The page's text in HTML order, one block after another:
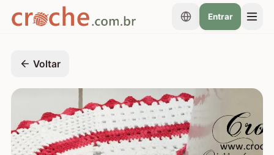
Entrar
Voltar